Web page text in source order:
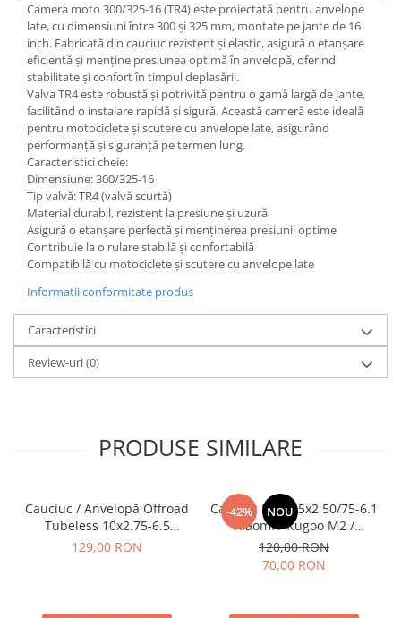
Camera moto 300/325-16 (TR4) este proiectată pentru anvelope
late, cu dimensiuni între 300 și 325 mm, montate pe jante de 16
inch. Fabricată din cauciuc rezistent și elastic, asigură o etanșare
eficientă și menține presiunea optimă în anvelopă, oferind
stabilitate și confort în timpul deplasării.
Valva TR4 este robustă și potrivită pentru o gamă largă de jante,
facilitând o instalare rapidă și sigură. Această cameră este ideală
pentru motociclete și scutere cu anvelope late, asigurând
performanță și siguranță pe termen lung.
Caracteristici cheie:
Dimensiune: 300/325-16
Tip valvă: TR4 (valvă scurtă)
Material durabil, rezistent la presiune și uzură
Asigură o etanșare perfectă și menținerea presiunii optime
Contribuie la o rulare stabilă și confortabilă
Compatibilă cu motociclete și scutere cu anvelope late
Informatii conformitate produs
Caracteristici
Review-uri(0)
PRODUSE SIMILARE
Cauciuc / Anvelopă Offroad
Tubeless 10x2.75-6.5
KuKirin G2/G2 Master 2025
129,00 RON
-42% NOU
Cauciuc Plin 8.5x2 50/75-6.1
Xiaomi / Kugoo M2 /
Ducati/Evergreen/Motus/
120,00 RON
70,00 RON